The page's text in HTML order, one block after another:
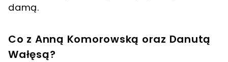
damą.
Co z Anną Komorowską oraz Danutą
Wałęsą?